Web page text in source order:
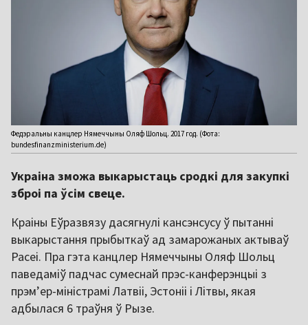
Федэральны канцлер Нямеччыны Оляф Шольц. 2017 год. (Фота:
bundesfinanzministerium.de)
Украіна зможа выкарыстаць сродкі для закупкі
зброі па ўсім свеце.
Краіны Еўразвязу дасягнулі кансэнсусу ў пытанні
выкарыстання прыбыткаў ад замарожаных актываў
Расеі. Пра гэта канцлер Нямеччыны Оляф Шольц
паведаміў падчас сумеснай прэс-канферэнцыі з
прэм’ер-міністрамі Латвіі, Эстоніі і Літвы, якая
адбылася 6 траўня ў Рызе.